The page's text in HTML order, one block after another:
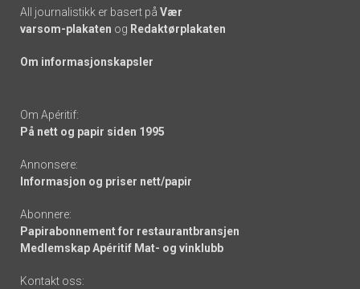
All journalistikk er basert på Vær
varsom-plakaten og Redaktørplakaten
Om informasjonskapsler
Om Apéritif:
På nett og papir siden 1995
Annonsere:
Informasjon og priser nett/papir
Abonnere:
Papirabonnement for restaurantbransjen
Medlemskap Apéritif Mat- og vinklubb
Kontakt oss: